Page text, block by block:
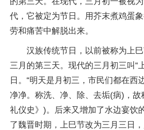
代，它被定为节日。用芥末煮鸡蛋
劳和痛苦中解脱出来。
汉族传统节日，以前被称为上
三月的第三天。现代的三月初三叫“
日。“明天是月初三，市民们都在西
净净。称洗、净、除、去垢(病)，故
礼仪史》)。后来又增加了水边宴饮
了魏晋时期，上巳节改为三月三日